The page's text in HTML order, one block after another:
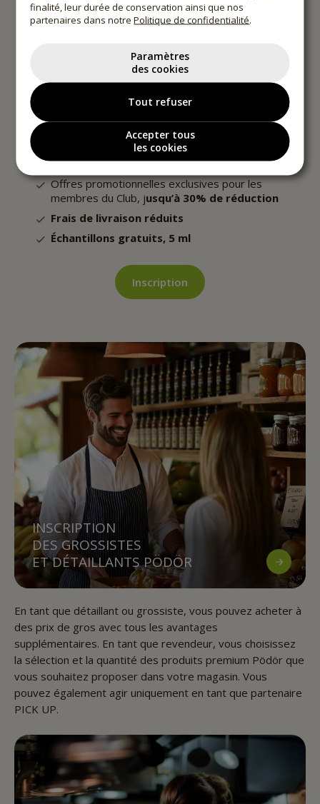
DEVENEZ MEMBRE
DU CLUB PÖDÖR !
5% de remise immédiate pour
5% de remise sur l’abonnement à la
, en permanence en plus, même
sur les produits déjà remisés
Offres promotionnelles exclusives pour les
membres du Club, jusqu’à 30% de réduction
Frais de livraison réduits
Échantillons gratuits, 5 ml
Inscription
INSCRIPTION
DES GROSSISTES
ET DÉTAILLANTS PÖDÖR
En tant que détaillant ou grossiste, vous pouvez acheter à
des prix de gros avec tous les avantages
supplémentaires. En tant que revendeur, vous choisissez
la sélection et la quantité des produits premium Pödör que
vous souhaitez proposer dans votre magasin. Vous
pouvez également agir uniquement en tant que partenaire
PICK UP.
finalité, leur durée de conservation ainsi que nos
partenaires dans notrePolitique de confidentialité.
Paramètres
des cookies
Tout refuser
Accepter tous
les cookies